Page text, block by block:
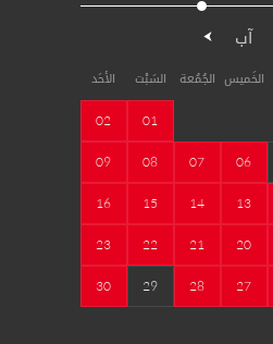
آب
الخَميس الجُمُعة السَبْت الأحَد
01
02
06
07
08
09
13
14
15
16
20
21
22
23
27
28
29
30